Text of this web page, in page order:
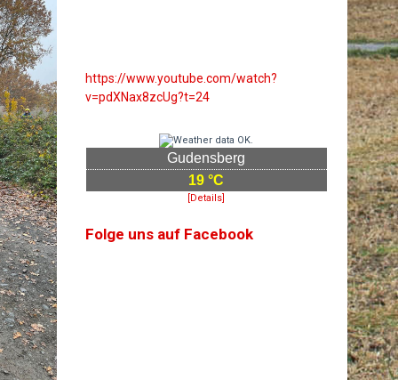
https://www.youtube.com/watch?
v=pdXNax8zcUg?t=24
Gudensberg
19 °C
[Details]
Folge uns auf Facebook